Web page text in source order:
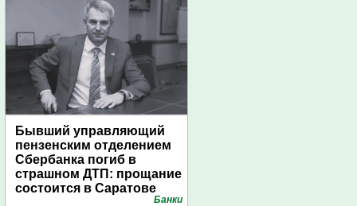
Бывший управляющий
пензенским отделением
Сбербанка погиб в
страшном ДТП: прощание
состоится в Саратове
Банки